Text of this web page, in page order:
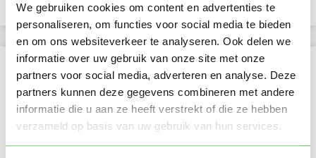
We gebruiken cookies om content en advertenties te
personaliseren, om functies voor social media te bieden
en om ons websiteverkeer te analyseren. Ook delen we
informatie over uw gebruik van onze site met onze
partners voor social media, adverteren en analyse. Deze
partners kunnen deze gegevens combineren met andere
informatie die u aan ze heeft verstrekt of die ze hebben
verzameld op basis van uw gebruik van hun services.
Activiteit op Oppasland
Laatste activiteit 24-05-2026
Lid sinds 17-10-2024